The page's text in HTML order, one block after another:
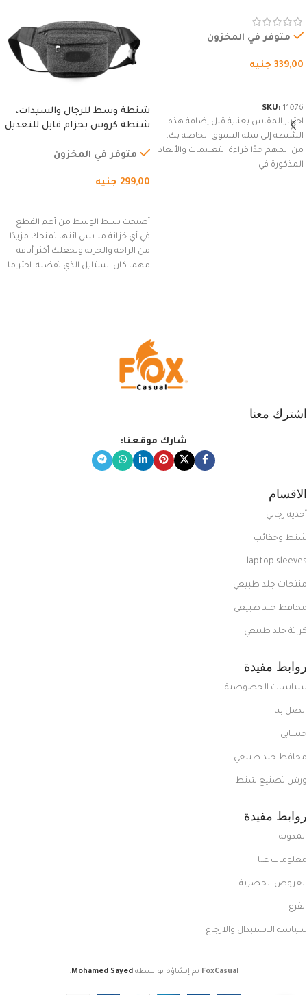
وسوستة.
متوفر في المخزون
339,00 جنيه
SKU: 11076
اختيار المقاس بعناية قبل إضافة هذه
الشنطة إلى سلة التسوق الخاصة بك،
من المهم جدًا قراءة التعليمات والأبعاد
المذكورة في
شنطة وسط للرجال والسيدات،
شنطة كروس بحزام قابل للتعديل
السفر، الجري العادي، المشي
(رمادي)
متوفر في المخزون
299,00 جنيه
أصبحت شنط الوسط من أهم القطع
في أي خزانة ملابس لأنها تمنحك مزيدًا
من الراحة والحرية وتجعلك أكثر أناقة
مهما كان الستايل الذي تفضله. اختر ما
اشترك معنا
شارك موقعنا:
الاقسام
أحذية رجالي
شنط وحقائب
laptop sleeves
منتجات جلد طبيعي
محافظ جلد طبيعي
كراتة جلد طبيعي
روابط مفيدة
سياسات الخصوصية
اتصل بنا
حسابي
محافظ جلد طبيعي
ورش تصنيع شنط
روابط مفيدة
المدونة
معلومات عنا
العروض الحصرية
الفرع
سياسة الاستبدال والارجاع
FoxCasual تم إنشاؤه بواسطةMohamed Sayed
.